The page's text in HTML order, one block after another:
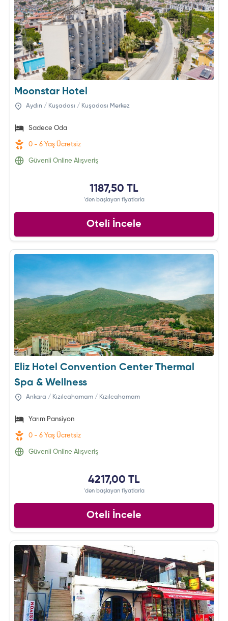
Moonstar Hotel
Aydın / Kuşadası / Kuşadası Merkez
Sadece Oda
0 - 6 Yaş Ücretsiz
Güvenli Online Alışveriş
1187,50 TL
'den başlayan fiyatlarla
Oteli İncele
Eliz Hotel Convention Center Thermal
Spa & Wellness
Ankara / Kızılcahamam / Kızılcahamam
Yarım Pansiyon
0 - 6 Yaş Ücretsiz
Güvenli Online Alışveriş
4217,00 TL
'den başlayan fiyatlarla
Oteli İncele